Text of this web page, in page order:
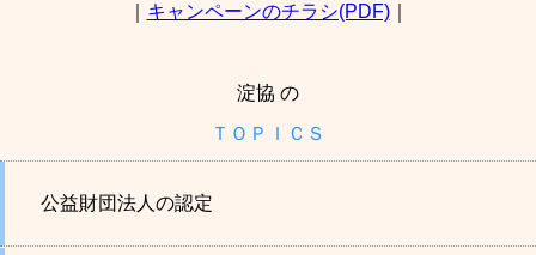
キャンペーンのチラシ(PDF)｜
淀協 の
ＴＯＰＩＣＳ
公益財団法人の認定